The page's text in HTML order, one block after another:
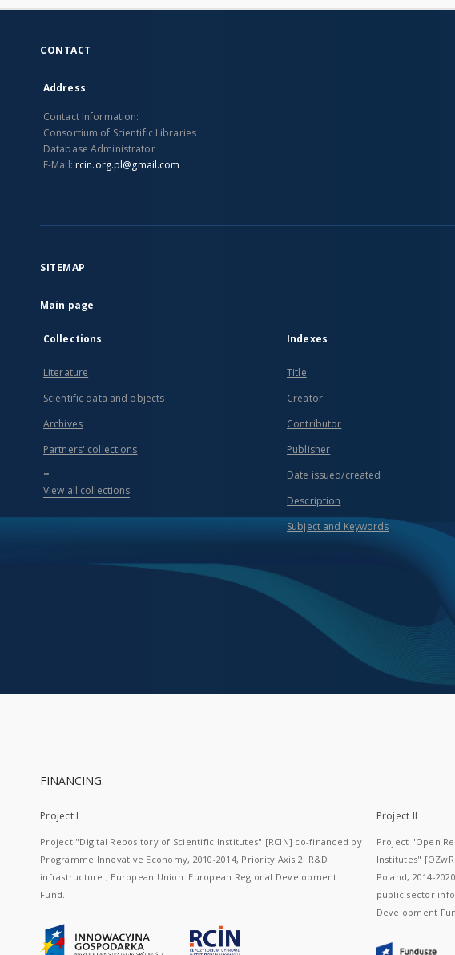
CONTACT
Address
Contact Information:
Consortium of Scientific Libraries
Database Administrator
E-Mail: rcin.org.pl@gmail.com
SITEMAP
Main page
Collections
Literature
Scientific data and objects
Archives
Partners' collections
...
View all collections
Indexes
Title
Creator
Contributor
Publisher
Date issued/created
Description
Subject and Keywords
FINANCING:
Project I
Project "Digital Repository of Scientific Institutes" [RCIN] co-financed by
Programme Innovative Economy, 2010-2014, Priority Axis 2. R&D
infrastructure ; European Union. European Regional Development
Fund.
Project II
Project "Open
Institutes"
Poland, 2014-
public sector
Development